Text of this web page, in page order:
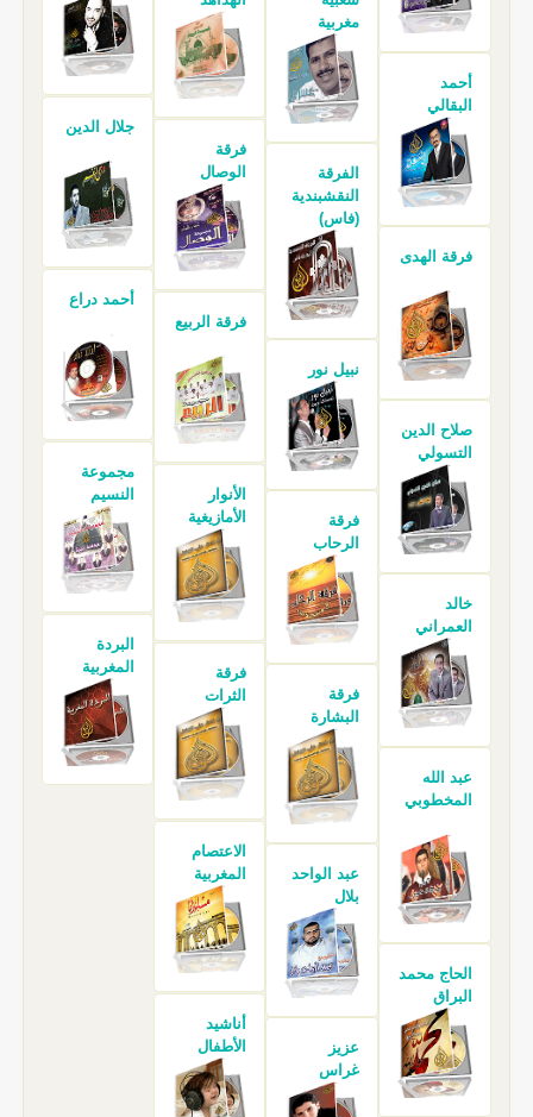
أحمد
البقالي
فرقة الهدى
صلاح الدين
التسولي
خالد
العمراني
عبد الله
المخطوبي
الحاج محمد
البراق
مغربية
الفرقة
النقشبندية
(فاس)
نبيل نور
فرقة
الرحاب
فرقة
البشارة
عبد الواحد
بلال
عزيز
غراس
فرقة
الوصال
فرقة الربيع
الأنوار
الأمازيغية
فرقة
الثرات
الاعتصام
المغربية
أناشيد
الأطفال
جلال الدين
أحمد دراع
مجموعة
النسيم
البردة
المغربية